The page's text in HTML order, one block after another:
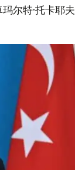
尔特·托卡耶夫